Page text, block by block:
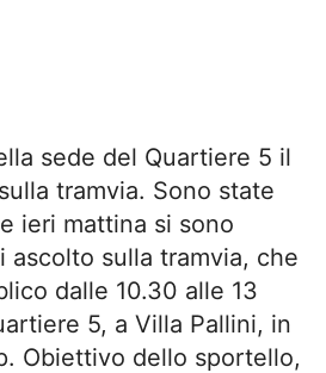
sede del Quartiere 5 il
tramvia. Sono state
ieri mattina si sono
ascolto sulla tramvia, che
dalle 10.30 alle 13
5, a Villa Pallini, in
Obiettivo dello sportello,